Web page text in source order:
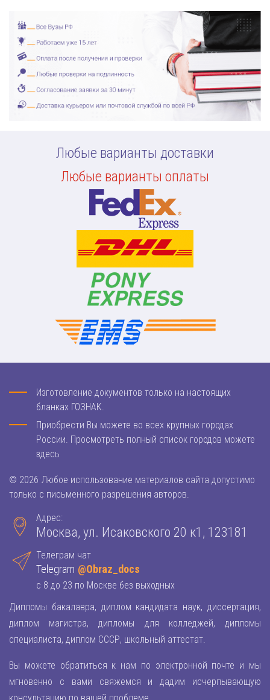
Любые варианты доставки
Любые варианты оплаты
Изготовление документов только на настоящих
бланках ГОЗНАК.
Приобрести Вы можете во всех крупных городах
России. Просмотреть полный список городов можете
здесь
© 2026 Любое использование материалов сайта допустимо
только с письменного разрешения авторов.
Адрес:
Москва, ул. Исаковского 20 к1, 123181
Телеграм чат
Telegram @Obraz_docs
с 8 до 23 по Москве без выходных
Дипломы бакалавра, диплом кандидата наук, диссертация,
диплом магистра, дипломы для колледжей, дипломы
специалиста, диплом СССР, школьный аттестат.
Вы можете обратиться к нам по электронной почте и мы
мгновенно с вами свяжемся и дадим исчерпывающую
консультацию по вашей проблеме.